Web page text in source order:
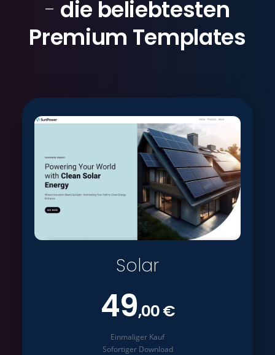
- die beliebtesten
Premium Templates
Solar
49,00 €
Einmaliger Kauf
Sofortiger Download